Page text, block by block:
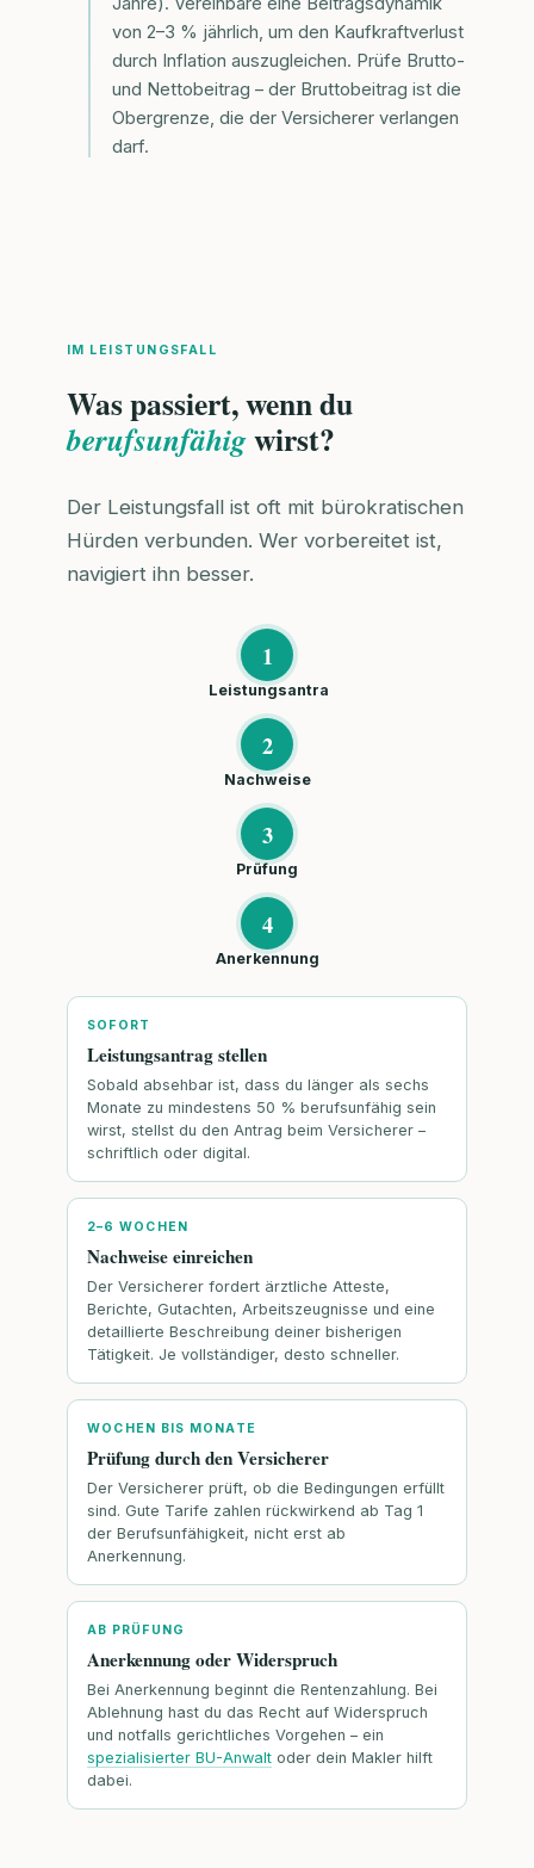
von 2–3 % jährlich, um den Kaufkraftverlust
durch Inflation auszugleichen. Prüfe Brutto-
und Nettobeitrag – der Bruttobeitrag ist die
Obergrenze, die der Versicherer verlangen
darf.
IM LEISTUNGSFALL
Was passiert, wenn du
berufsunfähigwirst?
Der Leistungsfall ist oft mit bürokratischen
Hürden verbunden. Wer vorbereitet ist,
navigiert ihn besser.
1
Leistungsantra
2
Nachweise
3
Prüfung
4
Anerkennung
SOFORT
Leistungsantrag stellen
Sobald absehbar ist, dass du länger als sechs
Monate zu mindestens 50 % berufsunfähig sein
wirst, stellst du den Antrag beim Versicherer –
schriftlich oder digital.
2–6 WOCHEN
Nachweise einreichen
Der Versicherer fordert ärztliche Atteste,
Berichte, Gutachten, Arbeitszeugnisse und eine
detaillierte Beschreibung deiner bisherigen
Tätigkeit. Je vollständiger, desto schneller.
WOCHEN BIS MONATE
Prüfung durch den Versicherer
Der Versicherer prüft, ob die Bedingungen erfüllt
sind. Gute Tarife zahlen rückwirkend ab Tag 1
der Berufsunfähigkeit, nicht erst ab
Anerkennung.
AB PRÜFUNG
Anerkennung oder Widerspruch
Bei Anerkennung beginnt die Rentenzahlung. Bei
Ablehnung hast du das Recht auf Widerspruch
und notfalls gerichtliches Vorgehen – ein
spezialisierter BU-Anwalt oder dein Makler hilft
dabei.